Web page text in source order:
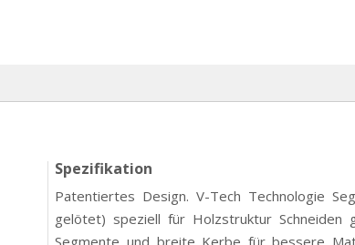
Spezifikation
Patentiertes Design. V-Tech Technologie
gelötet) speziell für Holzstruktur Schneiden